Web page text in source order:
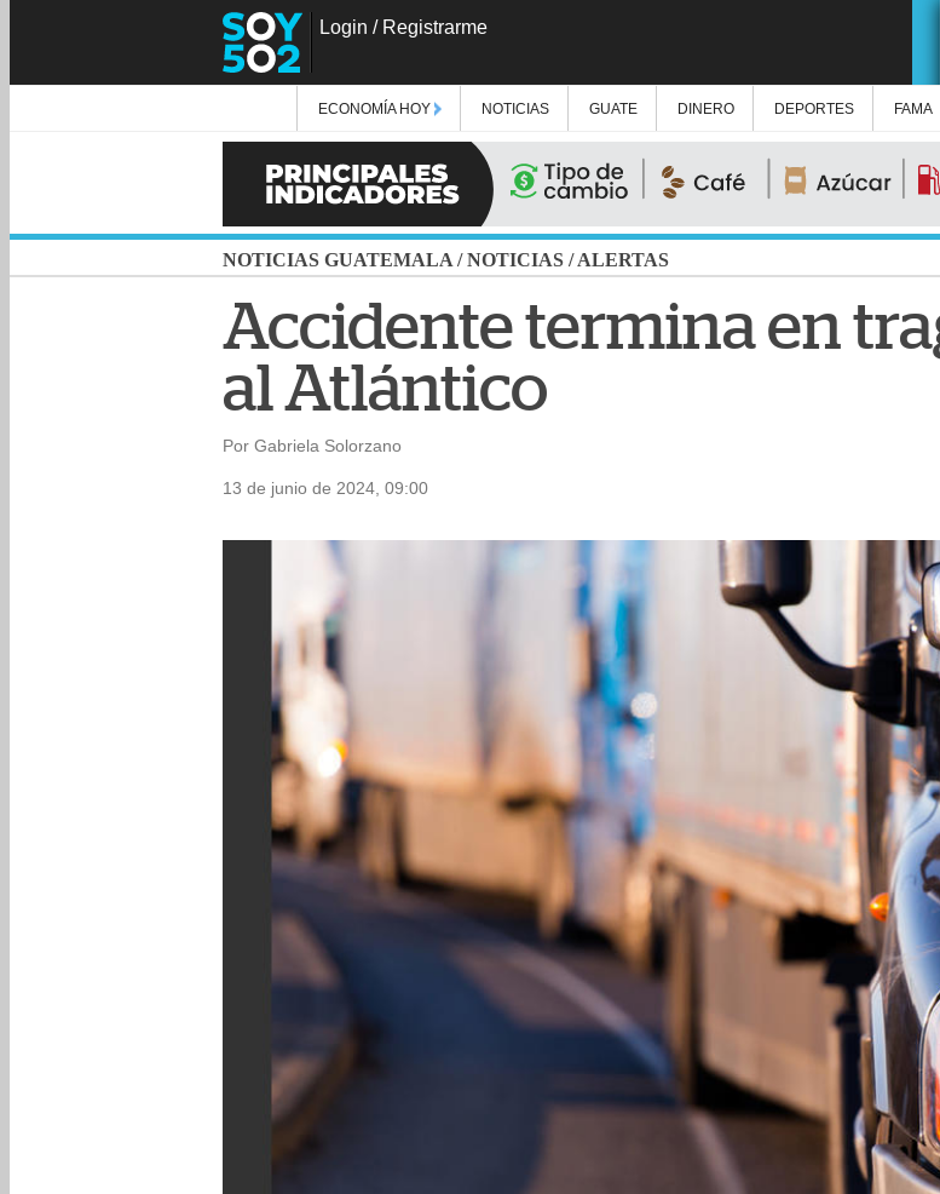
Login / Registrarme
ECONOMÍA HOY NOTICIAS GUATE DINERO DEPORTES FAMA
NOTICIAS GUATEMALA /NOTICIAS /ALERTAS
Accidente termina en
al Atlántico
Por Gabriela Solorzano
13 de junio de 2024, 09:00